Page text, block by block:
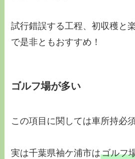
試行錯誤する工程、初収穫 と
で是非ともおすすめ！
ゴルフ場が多い
この項目に関しては車所持必
実は千葉県袖ケ浦市はゴルフ